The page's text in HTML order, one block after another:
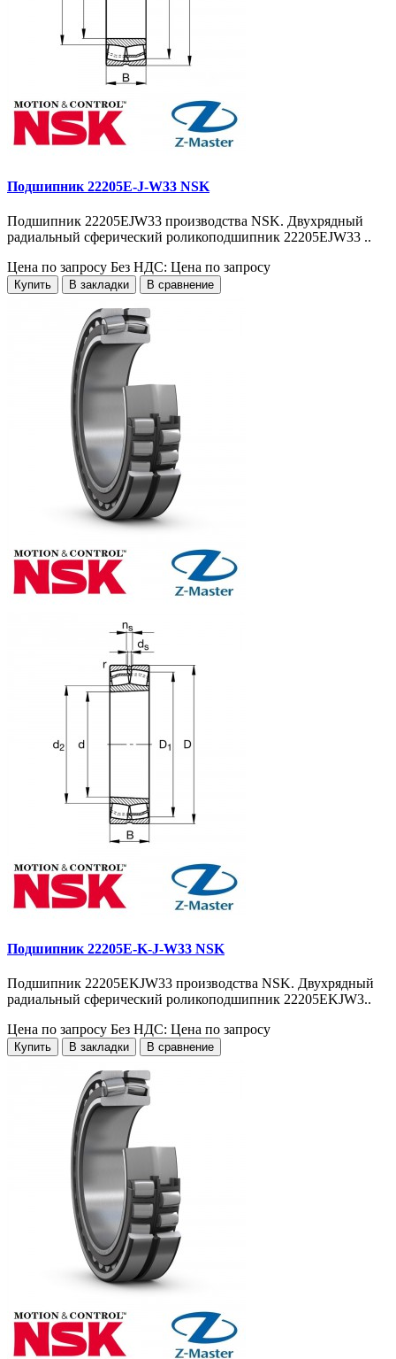
Подшипник 22205E-J-W33 NSK
Подшипник 22205EJW33 производства NSK. Двухрядный
радиальный сферический роликоподшипник 22205EJW33 ..
Цена по запросу Без НДС: Цена по запросу
Купить В закладки В сравнение
Подшипник 22205E-K-J-W33 NSK
Подшипник 22205EKJW33 производства NSK. Двухрядный
радиальный сферический роликоподшипник 22205EKJW3..
Цена по запросу Без НДС: Цена по запросу
Купить В закладки В сравнение